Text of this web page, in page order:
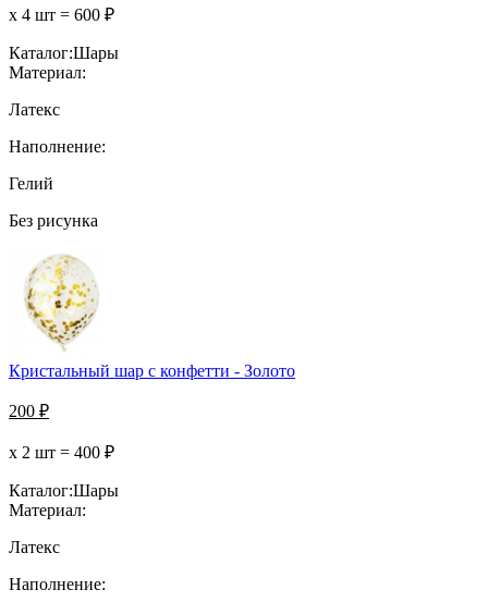
х 4 шт = 600 ₽
Каталог:Шары
Материал:
Латекс
Наполнение:
Гелий
Без рисунка
Кристальный шар с конфетти - Золото
200 ₽
х 2 шт = 400 ₽
Каталог:Шары
Материал:
Латекс
Наполнение: